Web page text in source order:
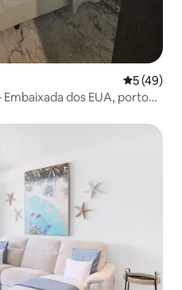
5 de uma
5 (49)
dos EUA, porto
hóspedes